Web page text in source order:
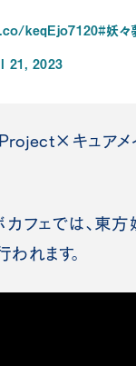
keqEjo7120#妖々
21, 2023
Project×キュアメ
ェでは、東方
れます。